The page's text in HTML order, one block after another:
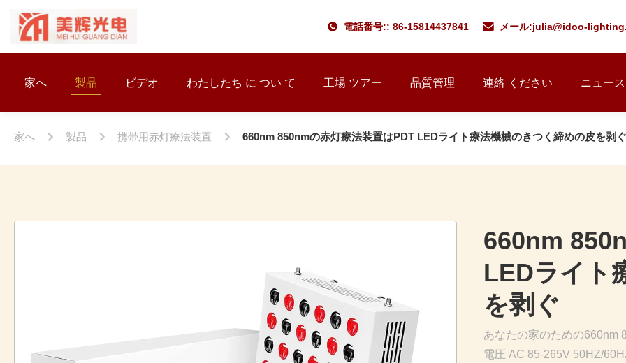
電話番号:: 86-15814437841 メール:julia@idoo-
家へ 製品 ビデオ わたしたち に つい て 工場 ツアー 品質管理 連絡 ください ニュース
家へ 製品 携帯用赤灯療法装置 660nm 850nmの赤灯療法装置はPDT LEDライト療法機械のきつく締めの皮を剥ぐ
660nm
LEDライト
を剥ぐ
あなたの家のための660nm
電圧 AC 85-265V 50HZ/